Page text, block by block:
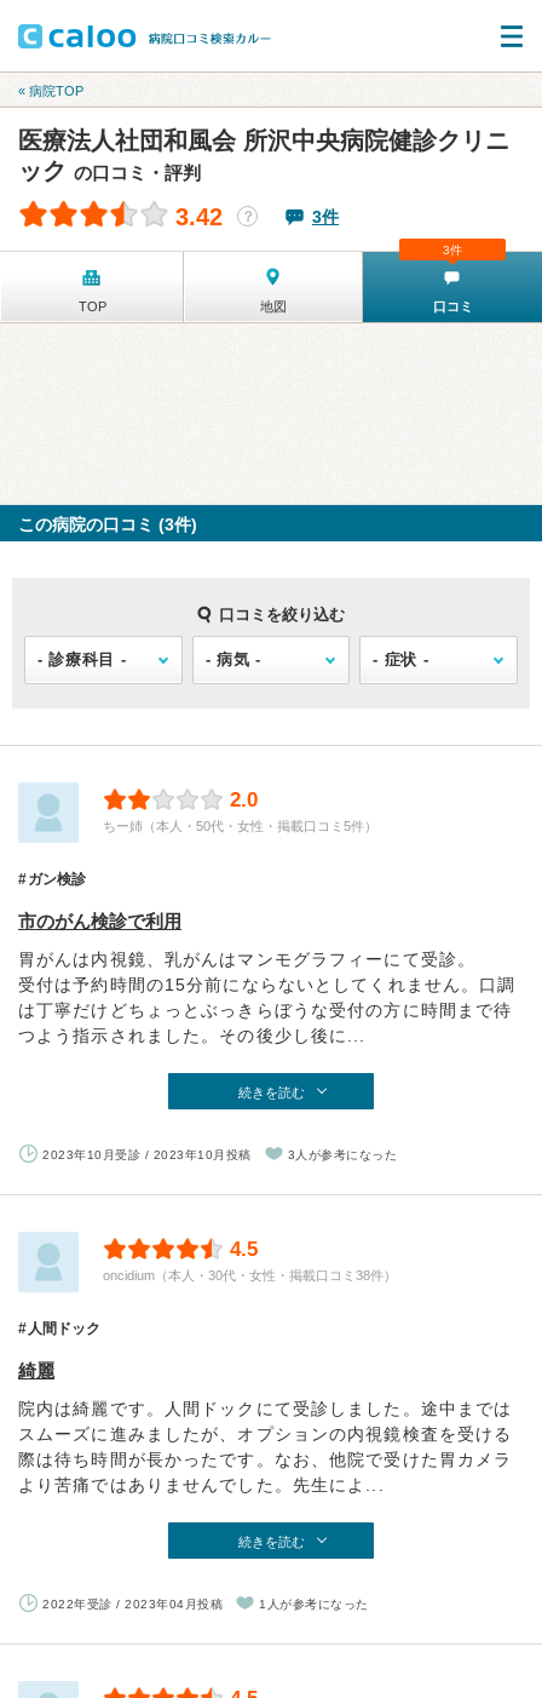
« 病院TOP
医療法人社団和風会 所沢中央病院健診クリニ
ック の口コミ・評判
3.42 ？ 3件
TOP 地図 口コミ
3件
この病院の口コミ (3件)
口コミを絞り込む
2.0
ちー姉（本人・50代・女性・掲載口コミ5件）
ガン検診
市のがん検診で利用
胃がんは内視鏡、乳がんはマンモグラフィーにて受診。
受付は予約時間の15分前にならないとしてくれません。口調
は丁寧だけどちょっとぶっきらぼうな受付の方に時間まで待
つよう指示されました。その後少し後に...
続きを読む
2023年10月受診 / 2023年10月投稿 3人が参考になった
4.5
oncidium（本人・30代・女性・掲載口コミ38件）
人間ドック
綺麗
院内は綺麗です。人間ドックにて受診しました。途中までは
スムーズに進みましたが、オプションの内視鏡検査を受ける
際は待ち時間が長かったです。なお、他院で受けた胃カメラ
より苦痛ではありませんでした。先生によ...
続きを読む
2022年受診 / 2023年04月投稿 1人が参考になった